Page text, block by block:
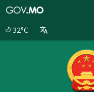
32°C